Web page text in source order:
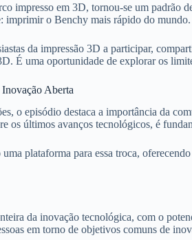
impresso em 3D, tornou-se um padrão
imprimir o Benchy mais rápido do
da impressão 3D a participar,
É uma oportunidade de explorar os
Aberta
o episódio destaca a importância da
os últimos avanços tecnológicos, é
plataforma para essa troca,
da inovação tecnológica, com o
em torno de objetivos comuns de